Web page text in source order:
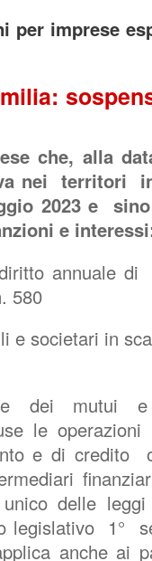
per imprese
che, alla
nei territori
2023 e
e
annuale
580
e societari in
dei mutui
le
e di
delle
legislativo 1°
anche ai